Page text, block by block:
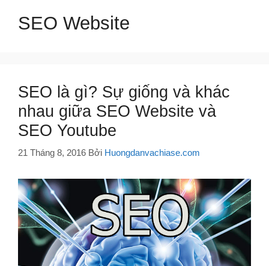
SEO Website
SEO là gì? Sự giống và khác
nhau giữa SEO Website và
SEO Youtube
21 Tháng 8, 2016 Bởi Huongdanvachiase.com